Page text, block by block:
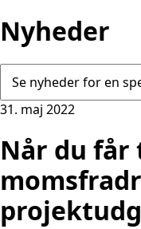
Nyheder
31. maj 2022
Når du får